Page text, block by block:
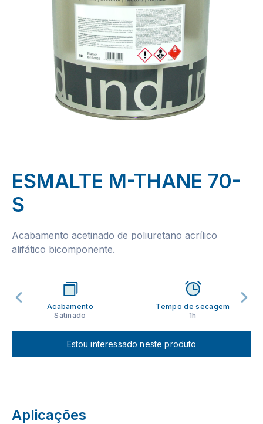
ESMALTE M-THANE 70-
S
Acabamento acetinado de poliuretano acrílico
alifático bicomponente.
Acabamento
Satinado
Tempo de secagem
1h
Estou interessado neste produto
Aplicações